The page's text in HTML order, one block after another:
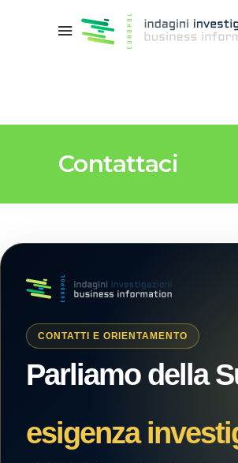
Contattaci
CONTATTI E ORIENTAMENTO
Parliamo della
esigenza